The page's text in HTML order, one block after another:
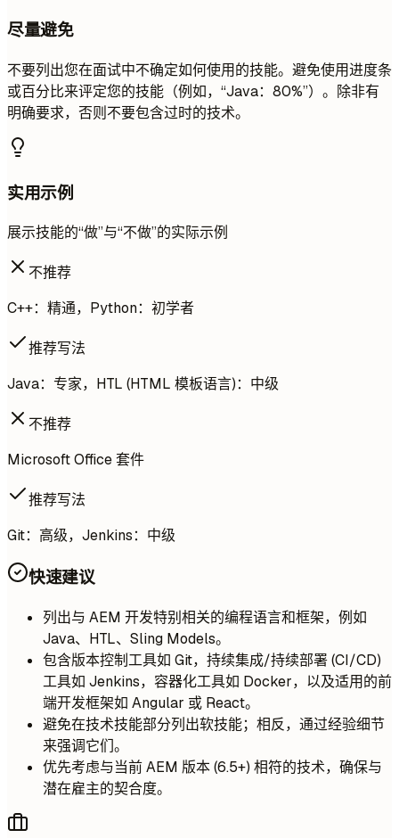
尽量避免
不要列出您在面试中不确定如何使用的技能。避免使用进度条
或百分比来评定您的技能（例如，“Java：80%”）。除非有
明确要求，否则不要包含过时的技术。
实用示例
展示技能的“做”与“不做”的实际示例
不推荐
C++：精通，Python：初学者
推荐写法
Java：专家，HTL (HTML 模板语言)：中级
不推荐
Microsoft Office 套件
推荐写法
Git：高级，Jenkins：中级
快速建议
列出与 AEM 开发特别相关的编程语言和框架，例如
Java、HTL、Sling Models。
包含版本控制工具如 Git，持续集成/持续部署 (CI/CD)
工具如 Jenkins，容器化工具如 Docker，以及适用的前
端开发框架如 Angular 或 React。
避免在技术技能部分列出软技能；相反，通过经验细节
来强调它们。
优先考虑与当前 AEM 版本 (6.5+) 相符的技术，确保与
潜在雇主的契合度。